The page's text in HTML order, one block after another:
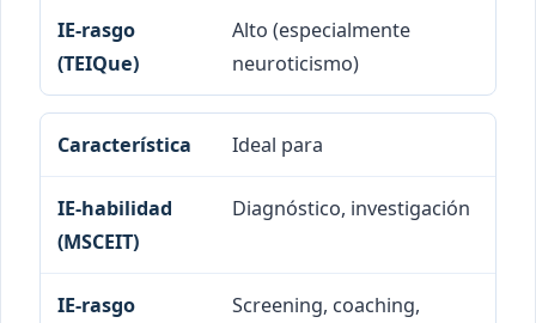
Alto (especialmente
neuroticismo)
Ideal para
Diagnóstico, investigación
Screening, coaching,